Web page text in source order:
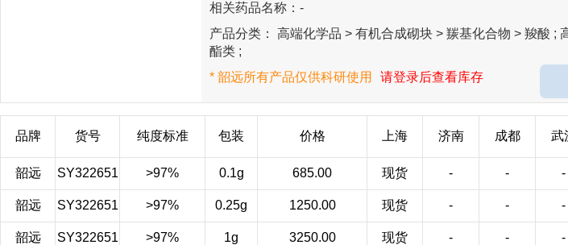
相关药品名称：-
产品分类： 高端化学品 > 有机合成砌块 > 羰基化合物 > 羧酸 ;
酯类 ;
* 韶远所有产品仅供科研使用
请登录后查看库存
品牌 货号 纯度标准 包装 价格 上海 济南 成都 武
韶远 SY322651 >97% 0.1g 685.00 现货 - - -
韶远 SY322651 >97% 0.25g 1250.00 现货 - - -
韶远 SY322651 >97% 1g 3250.00 现货 - - -